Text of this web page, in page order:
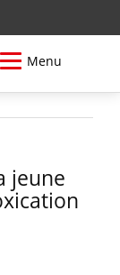
Menu
jeune